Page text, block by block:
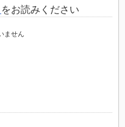
をお読みください
ません